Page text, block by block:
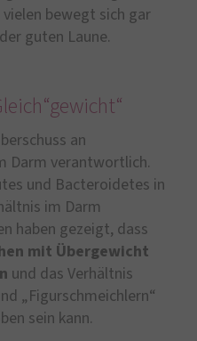
bewegt sich gar
guten Laune.
an
Darm verantwortlich.
und Bacteroidetes in
im Darm
haben gezeigt, dass
mit Übergewicht
und das Verhältnis
„Figurschmeichlern“
sein kann.